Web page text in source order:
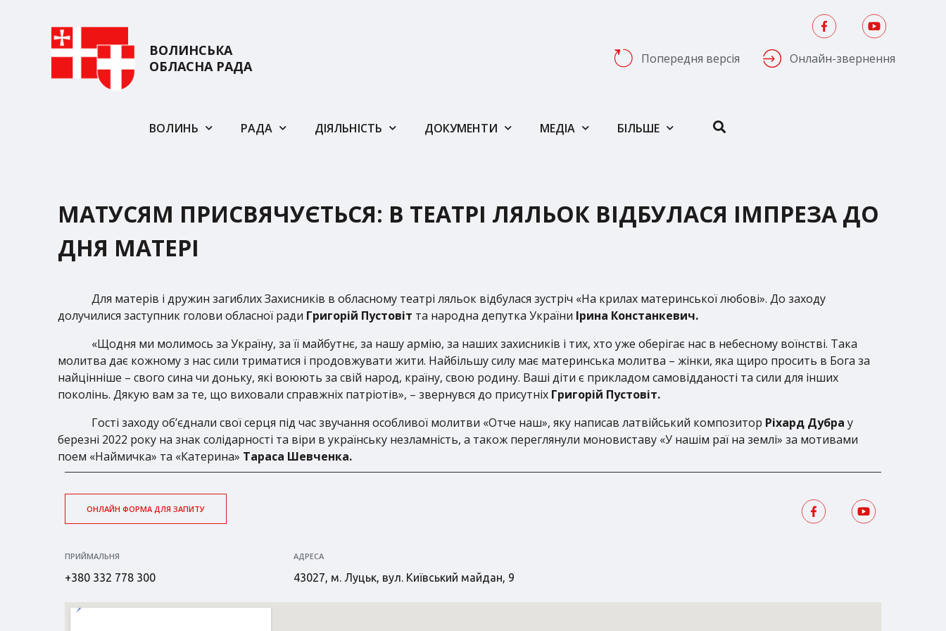
ВОЛИНСЬКА
ОБЛАСНА РАДА
Попередня версія Онлайн-звернення
ВОЛИНЬ РАДА ДІЯЛЬНІСТЬ ДОКУМЕНТИ МЕДІА БІЛЬШЕ
МАТУСЯМ ПРИСВЯЧУЄТЬСЯ: В ТЕАТРІ ЛЯЛЬОК ВІДБУЛАСЯ ІМПРЕЗА ДО
ДНЯ МАТЕРІ
Для матерів і дружин загиблих Захисників в обласному театрі ляльок відбулася зустріч «На крилах материнської любові». До заходу
долучилися заступник голови обласної ради Григорій Пустовіт та народна депутка України Ірина Констанкевич.
«Щодня ми молимось за Україну, за її майбутнє, за нашу армію, за наших захисників і тих, хто уже оберігає нас в небесному воїнстві. Така
молитва дає кожному з нас сили триматися і продовжувати жити. Найбільшу силу має материнська молитва – жінки, яка щиро просить в Бога за
найцінніше – свого сина чи доньку, які воюють за свій народ, країну, свою родину. Ваші діти є прикладом самовідданості та сили для інших
поколінь. Дякую вам за те, що виховали справжніх патріотів», – звернувся до присутніх Григорій Пустовіт.
Гості заходу об’єднали свої серця під час звучання особливої молитви «Отче наш», яку написав латвійський композитор Ріхард Дубpа у
березні 2022 року на знак солідарності та віри в українську незламність, а також переглянули моновиставу «У нашім раї на землі» за мотивами
поем «Наймичка» та «Катерина» Тараса Шевченка.
ОНЛАЙН ФОРМА ДЛЯ ЗАПИТУ
ПРИЙМАЛЬНЯ
+380 332 778 300
АДРЕСА
43027, м. Луцьк, вул. Київський майдан, 9